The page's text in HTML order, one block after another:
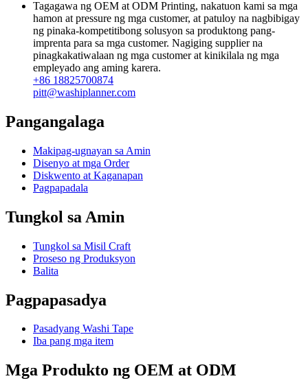
Tagagawa ng OEM at ODM Printing, nakatuon kami sa mga
hamon at pressure ng mga customer, at patuloy na nagbibigay
ng pinaka-kompetitibong solusyon sa produktong pang-
imprenta para sa mga customer. Nagiging supplier na
pinagkakatiwalaan ng mga customer at kinikilala ng mga
empleyado ang aming karera.
+86 18825700874
pitt@washiplanner.com
Pangangalaga
Makipag-ugnayan sa Amin
Disenyo at mga Order
Diskwento at Kaganapan
Pagpapadala
Tungkol sa Amin
Tungkol sa Misil Craft
Proseso ng Produksyon
Balita
Pagpapasadya
Pasadyang Washi Tape
Iba pang mga item
Mga Produkto ng OEM at ODM